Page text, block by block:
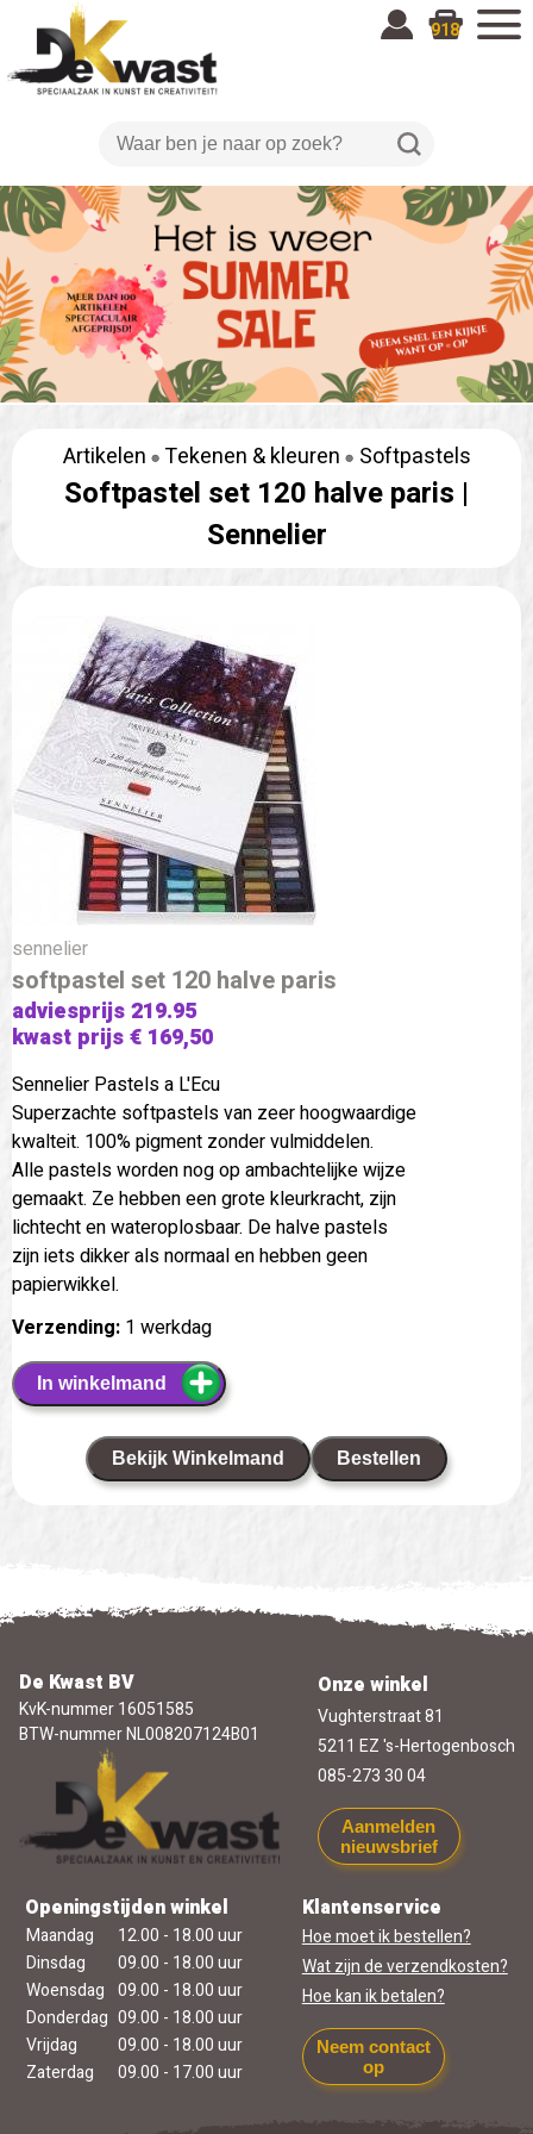
918
Artikelen Tekenen & kleuren Softpastels
Softpastel set 120 halve paris |
Sennelier
sennelier
softpastel set 120 halve paris
adviesprijs 219.95
kwast prijs € 169,50
Sennelier Pastels a L'Ecu
Superzachte softpastels van zeer hoogwaardige
kwalteit. 100% pigment zonder vulmiddelen.
Alle pastels worden nog op ambachtelijke wijze
gemaakt. Ze hebben een grote kleurkracht, zijn
lichtecht en wateroplosbaar. De halve pastels
zijn iets dikker als normaal en hebben geen
papierwikkel.
Verzending: 1 werkdag
In winkelmand
Bekijk Winkelmand Bestellen
De Kwast BV
KvK-nummer 16051585
BTW-nummer NL008207124B01
Onze winkel
Vughterstraat 81
5211 EZ 's-Hertogenbosch
085-273 30 04
Aanmelden
nieuwsbrief
Openingstijden winkel
Maandag
12.00 - 18.00 uur
Dinsdag
09.00 - 18.00 uur
Woensdag 09.00 - 18.00 uur
Donderdag 09.00 - 18.00 uur
Vrijdag
09.00 - 18.00 uur
Zaterdag
09.00 - 17.00 uur
Klantenservice
Hoe moet ik bestellen?
Wat zijn de verzendkosten?
Hoe kan ik betalen?
Neem contact
op